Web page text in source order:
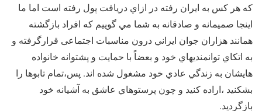
كه هر كس به ايران رفته در ازاي دريافت پول رفته است اما ما
اينجا صميمانه و صادقانه به شما مي گوييم كه افراد بازگشته
همانند هزاران جوان ايراني درون مناسبات اجتماعی قرارگرفته و
به اتكاي توانمنديهاي خود و بعضاً با حمايت و پشتوانه خانواده
هايشان به زندگي عادي خود مشغول شده اند. پس،‌تمام تابوها را
بشكنيد ‌،اراده كنيد و چون پرستوهاي عاشق به آشيانه خود
بازگرديد.